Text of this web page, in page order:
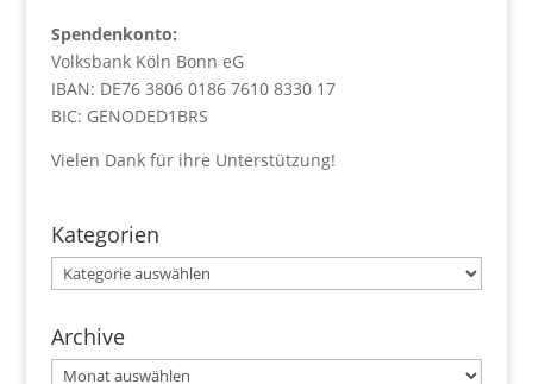
Spendenkonto:
Volksbank Köln Bonn eG
IBAN: DE76 3806 0186 7610 8330 17
BIC: GENODED1BRS
Vielen Dank für ihre Unterstützung!
Kategorien
Kategorien
Archive
Archive